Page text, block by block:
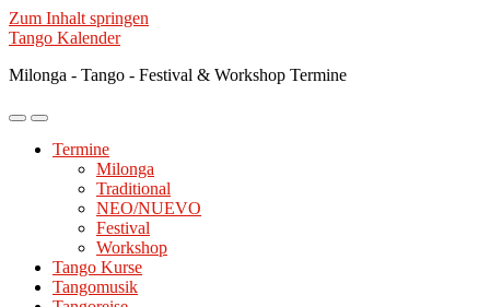
Zum Inhalt springen
Tango Kalender
Milonga - Tango - Festival & Workshop Termine
Mobile-
ein-/ausblenden
Suchfeld
ein-/ausblenden
Termine
Milonga
Traditional
NEO/NUEVO
Festival
Workshop
Tango Kurse
Tangomusik